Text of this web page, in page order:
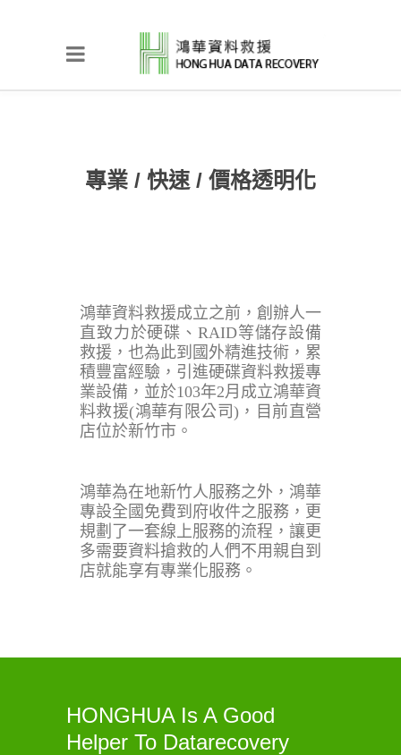
專業 / 快速 / 價格透明化
鴻華資料救援成立之前，創辦人一
直致力於硬碟、RAID等儲存設備
救援，也為此到國外精進技術，累
積豐富經驗，引進硬碟資料救援專
業設備，並於103年2月成立鴻華資
料救援(鴻華有限公司)，目前直營
店位於新竹市。
鴻華為在地新竹人服務之外，鴻華
專設全國免費到府收件之服務，更
規劃了一套線上服務的流程，讓更
多需要資料搶救的人們不用親自到
店就能享有專業化服務。
HONGHUA Is A Good
Helper To Datarecovery